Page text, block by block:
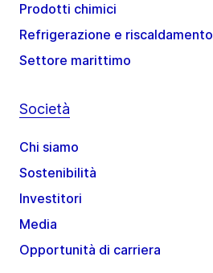
Prodotti chimici
Refrigerazione e riscaldamento
Settore marittimo
Società
Chi siamo
Sostenibilità
Investitori
Media
Opportunità di carriera